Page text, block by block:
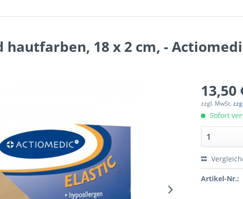
hautfarben, 18 x 2 cm, -
13,50
zzgl. MwSt.
Sofort
Artikel-Nr.: